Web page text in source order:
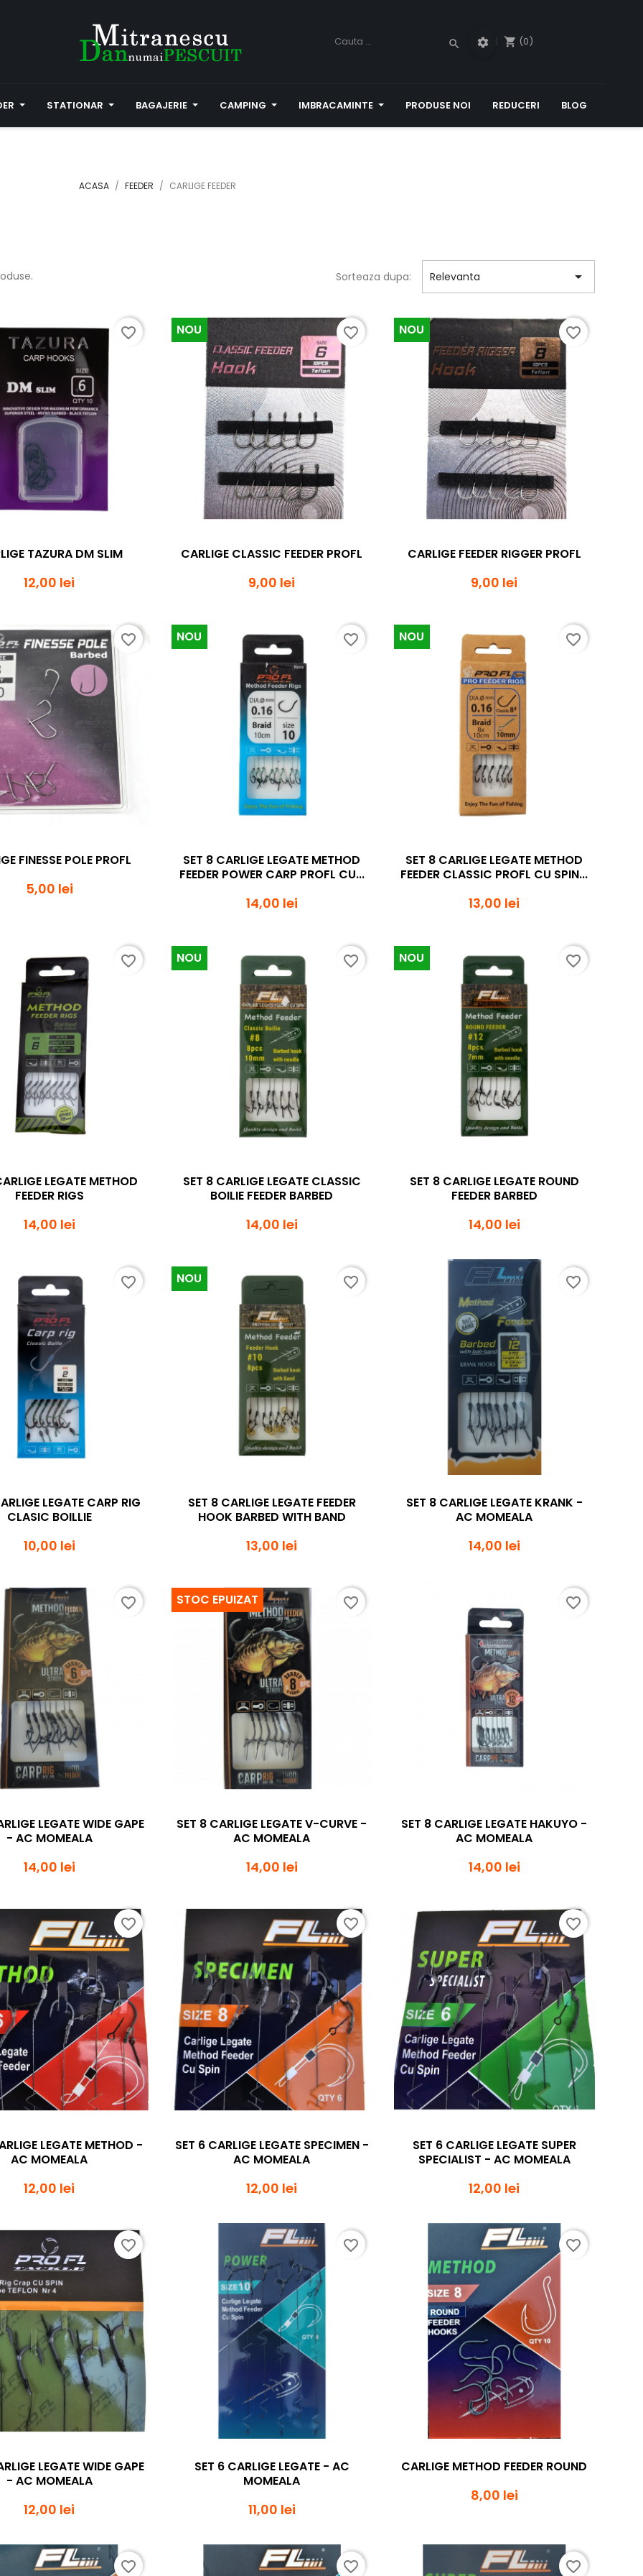
search settings shopping_cart (0)
STATIONAR BAGAJERIE CAMPING IMBRACAMINTE PRODUSE NOI REDUCERI BLOG
ACASA FEEDER CARLIGE FEEDER
Sorteaza dupa: Relevanta 
TAZURA DM SLIM
12,00 lei
favorite_border
CARLIGE CLASSIC FEEDER PROFL
9,00 lei
NOU favorite_border
CARLIGE FEEDER RIGGER PROFL
9,00 lei
NOU favorite_border
FINESSE POLE PROFL
5,00 lei
favorite_border
SET 8 CARLIGE LEGATE METHOD
FEEDER POWER CARP PROFL CU...
14,00 lei
NOU favorite_border
SET 8 CARLIGE LEGATE METHOD
FEEDER CLASSIC PROFL CU SPIN...
13,00 lei
NOU favorite_border
LEGATE METHOD
FEEDER RIGS
14,00 lei
favorite_border
SET 8 CARLIGE LEGATE CLASSIC
BOILIE FEEDER BARBED
14,00 lei
NOU favorite_border
SET 8 CARLIGE LEGATE ROUND
FEEDER BARBED
14,00 lei
NOU favorite_border
LEGATE CARP RIG
CLASIC BOILLIE
10,00 lei
favorite_border
SET 8 CARLIGE LEGATE FEEDER
HOOK BARBED WITH BAND
13,00 lei
NOU favorite_border
SET 8 CARLIGE LEGATE KRANK -
AC MOMEALA
14,00 lei
favorite_border
LEGATE WIDE GAPE
- AC MOMEALA
14,00 lei
favorite_border
SET 8 CARLIGE LEGATE V-CURVE -
AC MOMEALA
14,00 lei
STOC EPUIZAT favorite_border
SET 8 CARLIGE LEGATE HAKUYO -
AC MOMEALA
14,00 lei
favorite_border
LEGATE METHOD -
AC MOMEALA
12,00 lei
favorite_border
SET 6 CARLIGE LEGATE SPECIMEN -
AC MOMEALA
12,00 lei
favorite_border
SET 6 CARLIGE LEGATE SUPER
SPECIALIST - AC MOMEALA
12,00 lei
favorite_border
LEGATE WIDE GAPE
- AC MOMEALA
12,00 lei
favorite_border
SET 6 CARLIGE LEGATE - AC
MOMEALA
11,00 lei
favorite_border
CARLIGE METHOD FEEDER ROUND
8,00 lei
favorite_border
favorite_border favorite_border favorite_border